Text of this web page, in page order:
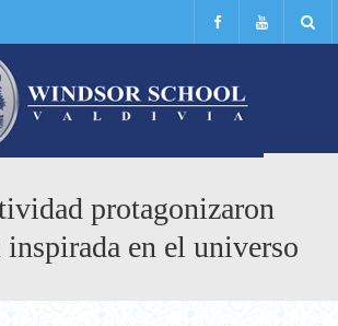
protagonizaron
en el universo